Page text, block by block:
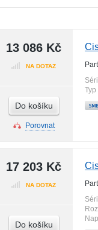
13 086 Kč
NA DOTAZ
Do košíku
Porovnat
17 203 Kč
NA DOTAZ
Do košíku